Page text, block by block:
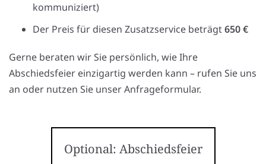
kommuniziert)
Der Preis für diesen Zusatzservice beträgt650 €
Gerne beraten wir Sie persönlich, wie Ihre
Abschiedsfeier einzigartig werden kann – rufen Sie uns
an oder nutzen Sie unser Anfrageformular.
Optional: Abschiedsfeier